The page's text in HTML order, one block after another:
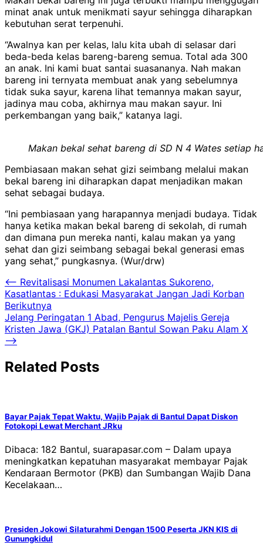
minat anak untuk menikmati sayur sehingga diharapkan
kebutuhan serat terpenuhi.
“Awalnya kan per kelas, lalu kita ubah di selasar dari
beda-beda kelas bareng-bareng semua. Total ada 300
an anak. Ini kami buat santai suasananya. Nah makan
bareng ini ternyata membuat anak yang sebelumnya
tidak suka sayur, karena lihat temannya makan sayur,
jadinya mau coba, akhirnya mau makan sayur. Ini
perkembangan yang baik,” katanya lagi.
Makan bekal sehat bareng di SD N 4 Wates setiap
Pembiasaan makan sehat gizi seimbang melalui makan
bekal bareng ini diharapkan dapat menjadikan makan
sehat sebagai budaya.
“Ini pembiasaan yang harapannya menjadi budaya. Tidak
hanya ketika makan bekal bareng di sekolah, di rumah
dan dimana pun mereka nanti, kalau makan ya yang
sehat dan gizi seimbang sebagai bekal generasi emas
yang sehat,” pungkasnya. (Wur/drw)
Navigasi
pos
⟵ Revitalisasi Monumen Lakalantas Sukoreno,
Kasatlantas : Edukasi Masyarakat Jangan Jadi Korban
Berikutnya
Jelang Peringatan 1 Abad, Pengurus Majelis Gereja
Kristen Jawa (GKJ) Patalan Bantul Sowan Paku Alam X
⟶
Related Posts
Bayar Pajak Tepat Waktu, Wajib Pajak di Bantul Dapat Diskon
Fotokopi Lewat Merchant JRku
Dibaca: 182 Bantul, suarapasar.com – Dalam upaya
meningkatkan kepatuhan masyarakat membayar Pajak
Kendaraan Bermotor (PKB) dan Sumbangan Wajib Dana
Kecelakaan…
Presiden Jokowi Silaturahmi Dengan 1500 Peserta JKN KIS di
Gunungkidul